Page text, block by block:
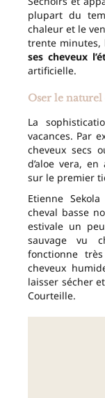
plupart du
chaleur et le
trente minutes,
ses cheveux
artificielle.
Oser le naturel
La
vacances. Par
cheveux secs
d’aloe vera,
sur le premier
Etienne
cheval basse
estivale un
sauvage vu
fonctionne
cheveux
laisser sécher
Courteille.